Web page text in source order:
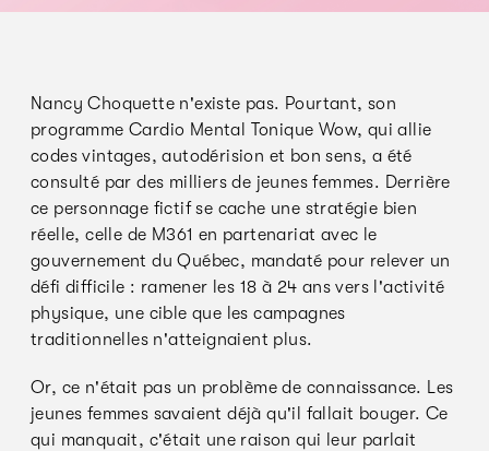
Nancy Choquette n'existe pas. Pourtant, son
programme Cardio Mental Tonique Wow, qui allie
codes vintages, autodérision et bon sens, a été
consulté par des milliers de jeunes femmes. Derrière
ce personnage fictif se cache une stratégie bien
réelle, celle de M361 en partenariat avec le
gouvernement du Québec, mandaté pour relever un
défi difficile : ramener les 18 à 24 ans vers l'activité
physique, une cible que les campagnes
traditionnelles n'atteignaient plus.
Or, ce n'était pas un problème de connaissance. Les
jeunes femmes savaient déjà qu'il fallait bouger. Ce
qui manquait, c'était une raison qui leur parlait